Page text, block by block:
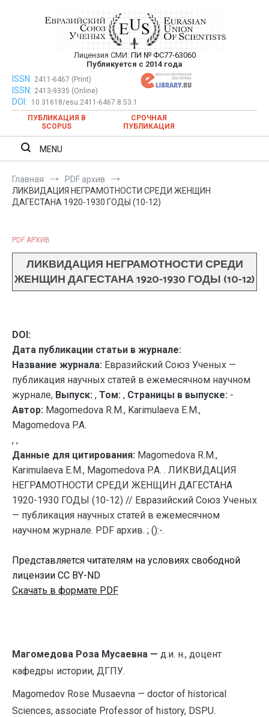
Евразийский Союз Ученых —
публикация научных статей в
ежемесячном научном журнале
Лицензия СМИ: ПИ № ФС77-63060
Публикуется с 2014 года
Евразийский Союз Ученых — публикация научных статей в
ежемесячном научном журнале
ISSN: 2411-6467 (Print)
ISSN: 2413-9335 (Online)
DOI:
10.31618/esu.2411-6467.8.53.1
ПУБЛИКАЦИЯ В
SCOPUS
СРОЧНАЯ
ПУБЛИКАЦИЯ
MENU
Главная
PDF архив
ЛИКВИДАЦИЯ НЕГРАМОТНОСТИ СРЕДИ ЖЕНЩИН
ДАГЕСТАНА 1920-1930 ГОДЫ (10-12)
PDF АРХИВ
ЛИКВИДАЦИЯ НЕГРАМОТНОСТИ СРЕДИ
ЖЕНЩИН ДАГЕСТАНА 1920-1930 ГОДЫ (10-12)
DOI:
Дата публикации статьи в журнале:
Название журнала: Евразийский Союз Ученых —
публикация научных статей в ежемесячном научном
журнале, Выпуск: , Том: , Страницы в выпуске: -
Автор: Magomedova R.M., Karimulaeva E.M.,
Magomedova P.A.
, ,
Данные для цитирования: Magomedova R.M.,
Karimulaeva E.M., Magomedova P.A. . ЛИКВИДАЦИЯ
НЕГРАМОТНОСТИ СРЕДИ ЖЕНЩИН ДАГЕСТАНА
1920-1930 ГОДЫ (10-12) // Евразийский Союз Ученых
— публикация научных статей в ежемесячном
научном журнале. PDF архив. ; ():-.
Представляется читателям на условиях свободной
лицензии CC BY-ND
Скачать в формате PDF
Магомедова Роза Мусаевна — д.и. н., доцент
кафедры истории, ДГПУ.
Magomedov Rose Musaevna — doctor of historical
Sciences, associate Professor of history, DSPU.